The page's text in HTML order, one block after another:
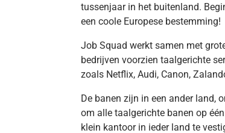
tussenjaar in het buitenland.
een coole Europese bestemming!
Job Squad werkt samen met
bedrijven voorzien taalgerichte
zoals Netflix, Audi, Canon,
De banen zijn in een ander land,
om alle taalgerichte banen op
klein kantoor in ieder land te